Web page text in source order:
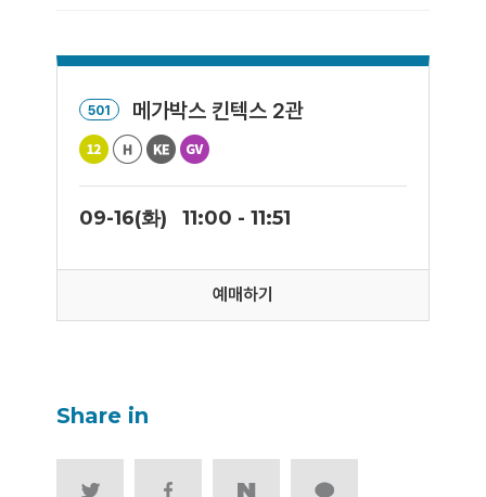
501 메가박스 킨텍스 2관
09-16(화) 11:00 - 11:51
예매하기
Share in